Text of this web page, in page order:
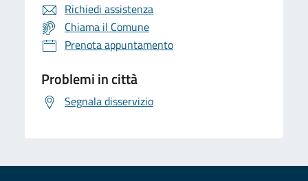
Richiedi assistenza
Chiama il Comune
Prenota appuntamento
Problemi in città
Segnala disservizio